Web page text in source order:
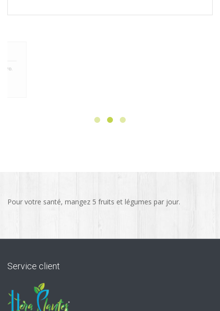
Pour votre santé, mangez 5 fruits et légumes par jour.
Service client